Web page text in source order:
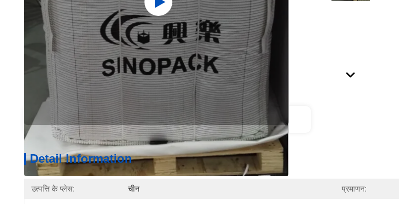
Detail Information Product Description
Detail Information
उत्पत्ति के प्लेस: चीन प्रमाणन: